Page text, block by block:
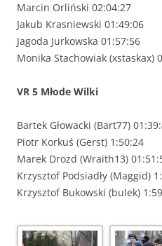
Marcin Orliński 02:04:27
Jakub Krasniewski 01:49:06
Jagoda Jurkowska 01:57:56
Monika Stachowiak (xstaskax)
VR 5 Młode Wilki
Bartek Głowacki (Bart77)
Piotr Korkuś (Gerst) 1:50:24
Marek Drozd (Wraith13)
Krzysztof Podsiadły (Maggid)
Krzysztof Bukowski (bulek)